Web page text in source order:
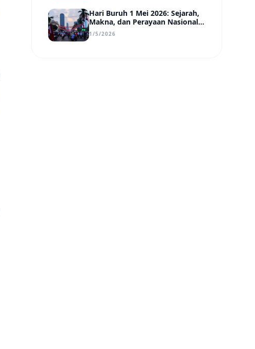
Hari Buruh 1 Mei 2026: Sejarah,
Makna, dan Perayaan Nasional
di Tengah Tantangan Era Digital
1/5/2026